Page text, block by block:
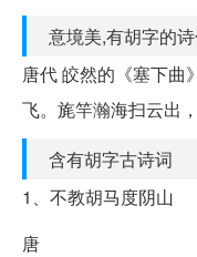
意境美,有胡字的
唐代 皎然的《塞下曲
飞。旄竿瀚海扫云出
含有胡字古诗词
1、不教胡马度阴山
唐